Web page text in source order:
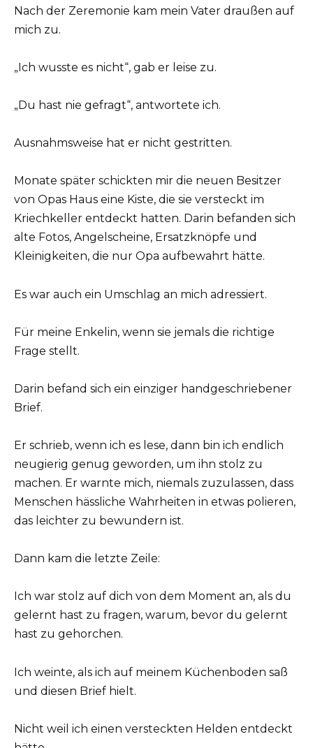
Nach der Zeremonie kam mein Vater draußen auf
mich zu.
„Ich wusste es nicht“, gab er leise zu.
„Du hast nie gefragt“, antwortete ich.
Ausnahmsweise hat er nicht gestritten.
Monate später schickten mir die neuen Besitzer
von Opas Haus eine Kiste, die sie versteckt im
Kriechkeller entdeckt hatten. Darin befanden sich
alte Fotos, Angelscheine, Ersatzknöpfe und
Kleinigkeiten, die nur Opa aufbewahrt hätte.
Es war auch ein Umschlag an mich adressiert.
Für meine Enkelin, wenn sie jemals die richtige
Frage stellt.
Darin befand sich ein einziger handgeschriebener
Brief.
Er schrieb, wenn ich es lese, dann bin ich endlich
neugierig genug geworden, um ihn stolz zu
machen. Er warnte mich, niemals zuzulassen, dass
Menschen hässliche Wahrheiten in etwas polieren,
das leichter zu bewundern ist.
Dann kam die letzte Zeile:
Ich war stolz auf dich von dem Moment an, als du
gelernt hast zu fragen, warum, bevor du gelernt
hast zu gehorchen.
Ich weinte, als ich auf meinem Küchenboden saß
und diesen Brief hielt.
Nicht weil ich einen versteckten Helden entdeckt